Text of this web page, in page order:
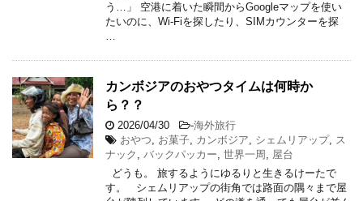
う…」 空港に着いた瞬間からGoogleマップを使い
たいのに、Wi-Fiを探したり、SIMカウンターを探
…
カンボジアのおやつタイムは何時か
ら？？
2026/04/30 -海外旅行
おやつ, お菓子, カンボジア, シェムリアップ, ス
ナック , バックパッカー, 世界一周 , 屋台
どうも。 旅するようにゆるりと生きるけーたで
す。 シェムリアップの街角では路面の隅々まで屋